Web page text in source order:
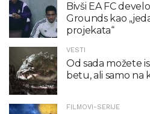
Bivši EA FC
Grounds kao
projekata“
VESTI
Od sada možete
betu, ali samo na
FILMOVI-SERIJE